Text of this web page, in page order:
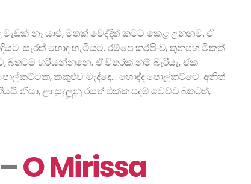
වැඩක් නෑ යාළු, මතක් වෙද්දිත් කටට කෙළ උනනව. ඒ
සැරත් හොඳ හැටියට. රම්පෙ කරපිංච, තුනපහ ටිකත්
හරියන්නනෙ. ඒ විතරක් නම් බැරියැ, ඒක
කකුළුව මැද්දෙ… හොද්ද පොල්කට්ටෙ. අනිත්
නිසා, ළා සුදුලූනු රසත් එක්ක පදම් වෙච්ච බතටත්,
O Mirissa